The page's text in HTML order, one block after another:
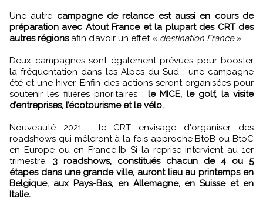
Une autre campagne de relance est aussi en cours de
préparation avec Atout France et la plupart des CRT des
autres régions afin d’avoir un effet « destination France».
Deux campagnes sont également prévues pour booster
la fréquentation dans les Alpes du Sud : une campagne
été et une hiver. Enfin des actions seront organisées pour
soutenir les filières prioritaires : le MICE, le golf, la visite
d’entreprises, l’écotourisme et le vélo.
Nouveauté 2021 : le CRT envisage d'organiser des
roadshows qui mêleront à la fois approche BtoB ou BtoC
en Europe ou en France.]b Si la reprise intervient au 1er
trimestre, 3 roadshows, constitués chacun de 4 ou 5
étapes dans une grande ville, auront lieu au printemps en
Belgique, aux Pays-Bas, en Allemagne, en Suisse et en
Italie.